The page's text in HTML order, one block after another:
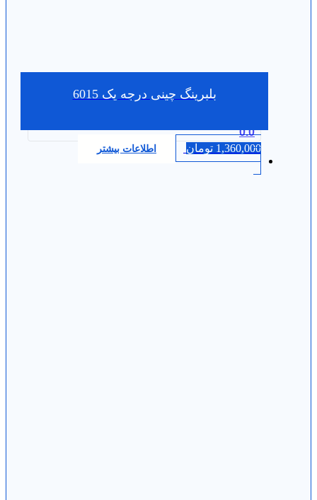
بلبرینگ چینی درجه یک 6015
0.0
1,360,000 تومان اطلاعات بیشتر